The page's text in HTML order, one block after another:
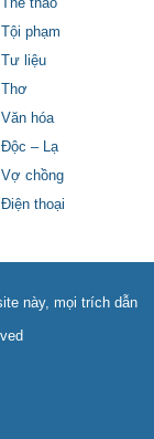
Thể thao
Tội phạm
Tư liệu
Thơ
Văn hóa
Độc – Lạ
Vợ chồng
Điện thoại
này, mọi trích dẫn